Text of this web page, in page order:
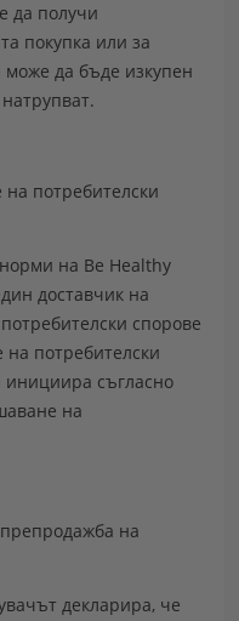
да получи
покупка или за
може да бъде изкупен
потребителски
на Be Healthy
доставчик на
спорове
потребителски
инициира съгласно
на
на
декларира, че